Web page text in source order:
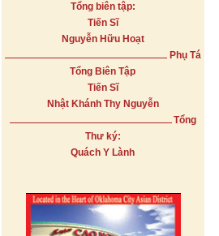
Tổng biên tập:
Tiến Sĩ
Nguyễn Hữu Hoạt
Phụ Tá
Tổng Biên Tập
Tiến Sĩ
Nhật Khánh Thy Nguyễn
Tổng
Thư ký:
Quách Y Lành